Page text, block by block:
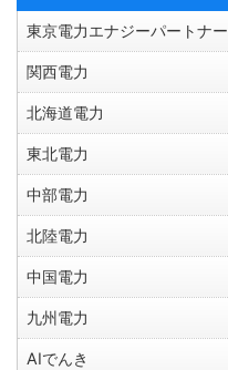
東京電力エナジーパートナー
関西電力
北海道電力
東北電力
中部電力
北陸電力
中国電力
九州電力
AIでんき